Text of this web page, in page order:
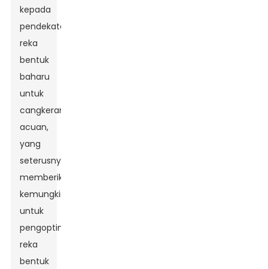
kepada
pendekatan
reka
bentuk
baharu
untuk
cangkerang
acuan,
yang
seterusnya
memberikan
kemungkinan
untuk
pengoptimuman
reka
bentuk